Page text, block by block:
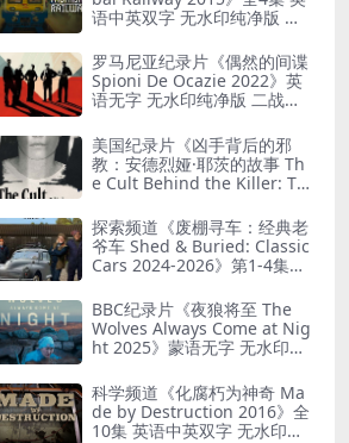
语中英双字 无水印纯净版 孟
罗马尼亚纪录片《偶然的间谍
Spioni De Ocazie 2022》英
语无字 无水印纯净版 二战谍
美国纪录片《凶手背后的邪
教：安德烈娅·耶茨的故事 Th
e Cult Behind the Killer: Th
6》全3集 英语中英双字 无水
印纯净版 精神控制
探索频道《废棚寻车：经典老
爷车 Shed & Buried: Classic
Cars 2024-2026》第1-4集全
净版 翻新老爷车
BBC纪录片《夜狼将至 The
Wolves Always Come at Nig
ht 2025》蒙语无字 无水印纯
科学频道《化腐朽为神奇 Ma
de by Destruction 2016》全
10集 英语中英双字 无水印纯